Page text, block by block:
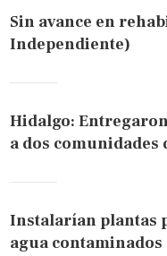
Sin avance en
Independiente)
Hidalgo:
a dos comunidades
Instalarían plantas
agua contaminados